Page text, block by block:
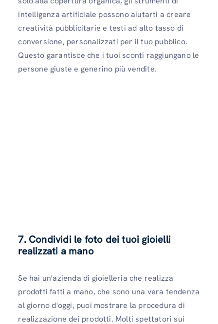
intelligenza artificiale possono aiutarti a creare
creatività pubblicitarie e testi ad alto tasso di
conversione, personalizzati per il tuo pubblico.
Questo garantisce che i tuoi sconti raggiungano le
persone giuste e generino più vendite.
7. Condividi le foto dei tuoi gioielli
realizzati a mano
Se hai un'azienda di gioielleria che realizza
prodotti fatti a mano, che sono una vera tendenza
al giorno d'oggi, puoi mostrare la procedura di
realizzazione dei prodotti. Molti spettatori sui